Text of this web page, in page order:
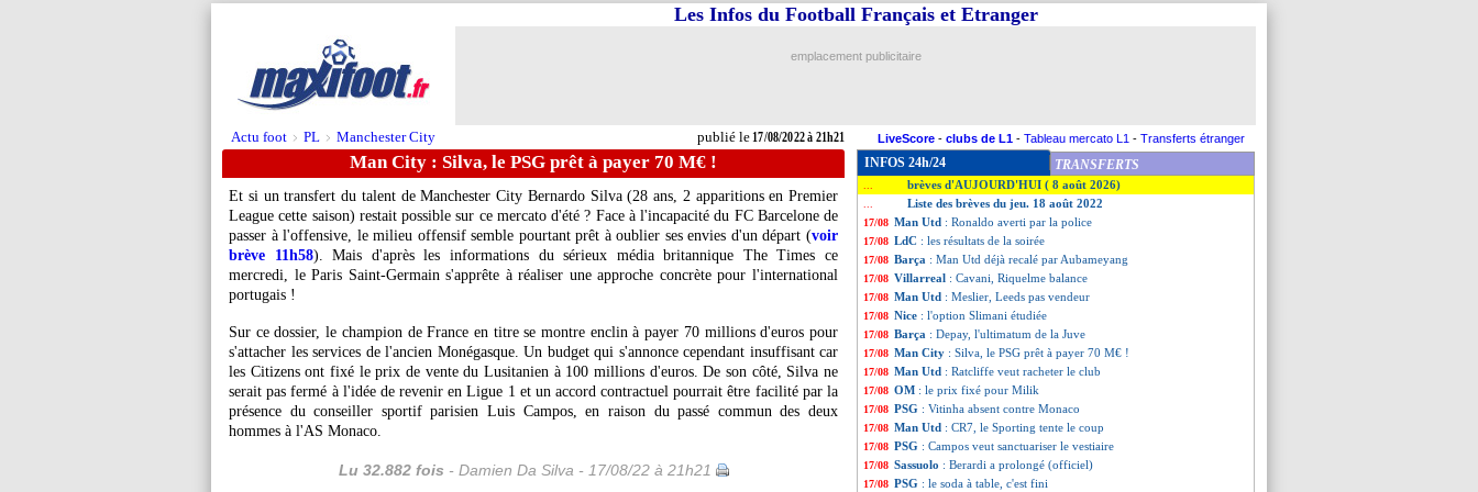
Actu foot > PL > Manchester City publié le17/08/2022 à 21h21
Les Infos du Football Français et Etranger
emplacement publicitaire
LiveScore - clubs de L1 - Tableau mercato L1 - Transferts étranger
Man City : Silva, le PSG prêt à payer 70 M€ !
Et si un transfert du talent de Manchester City Bernardo Silva (28 ans, 2 apparitions en Premier
League cette saison) restait possible sur ce mercato d'été ? Face à l'incapacité du FC Barcelone de
passer à l'offensive, le milieu offensif semble pourtant prêt à oublier ses envies d'un départ (voir
brève 11h58). Mais d'après les informations du sérieux média britannique The Times ce
mercredi, le Paris Saint-Germain s'apprête à réaliser une approche concrète pour l'international
portugais !
Sur ce dossier, le champion de France en titre se montre enclin à payer 70 millions d'euros pour
s'attacher les services de l'ancien Monégasque. Un budget qui s'annonce cependant insuffisant car
les Citizens ont fixé le prix de vente du Lusitanien à 100 millions d'euros. De son côté, Silva ne
serait pas fermé à l'idée de revenir en Ligue 1 et un accord contractuel pourrait être facilité par la
présence du conseiller sportif parisien Luis Campos, en raison du passé commun des deux
hommes à l'AS Monaco.
Lu 32.882 fois - Damien Da Silva - 17/08/22 à 21h21
INFOS 24h/24 TRANSFERTS
brèves d'AUJOURD'HUI ( 8 août 2026)
Liste des brèves du jeu. 18 août 2022
17/08 Man Utd : Ronaldo averti par la police
17/08 LdC : les résultats de la soirée
17/08 Barça : Man Utd déjà recalé par Aubameyang
17/08 Villarreal : Cavani, Riquelme balance
17/08 Man Utd : Meslier, Leeds pas vendeur
17/08 Nice : l'option Slimani étudiée
17/08 Barça : Depay, l'ultimatum de la Juve
17/08 Man City : Silva, le PSG prêt à payer 70 M€ !
17/08 Man Utd : Ratcliffe veut racheter le club
17/08 OM : le prix fixé pour Milik
17/08 PSG : Vitinha absent contre Monaco
17/08 Man Utd : CR7, le Sporting tente le coup
17/08 PSG : Campos veut sanctuariser le vestiaire
17/08 Sassuolo : Berardi a prolongé (officiel)
17/08 PSG : le soda à table, c'est fini